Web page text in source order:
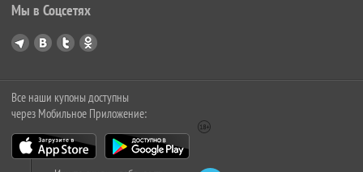
Мы в Соцсетях
Все наши купоны доступны
через Мобильное Приложение: